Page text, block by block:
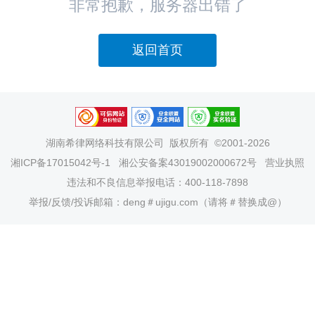
非常抱歉，服务器出错了
返回首页
湖南希律网络科技有限公司
版权所有 ©2001-2026
湘ICP备17015042号-1
湘公安备案43019002000672号
营业执照
违法和不良信息举报电话：400-118-7898
举报/反馈/投诉邮箱：deng＃ujigu.com（请将＃替换成@）